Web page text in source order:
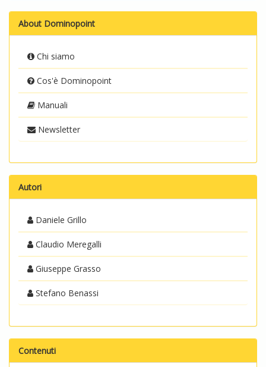
About Dominopoint
Chi siamo
Cos'è Dominopoint
Manuali
Newsletter
Autori
Daniele Grillo
Claudio Meregalli
Giuseppe Grasso
Stefano Benassi
Contenuti